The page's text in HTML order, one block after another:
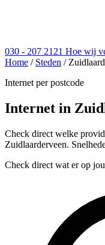
030 - 207 2121 Hoe wij
Home / Steden /
Internet per postcode
Internet in
Check direct welke
Zuidlaarderveen.
Check direct wat er op